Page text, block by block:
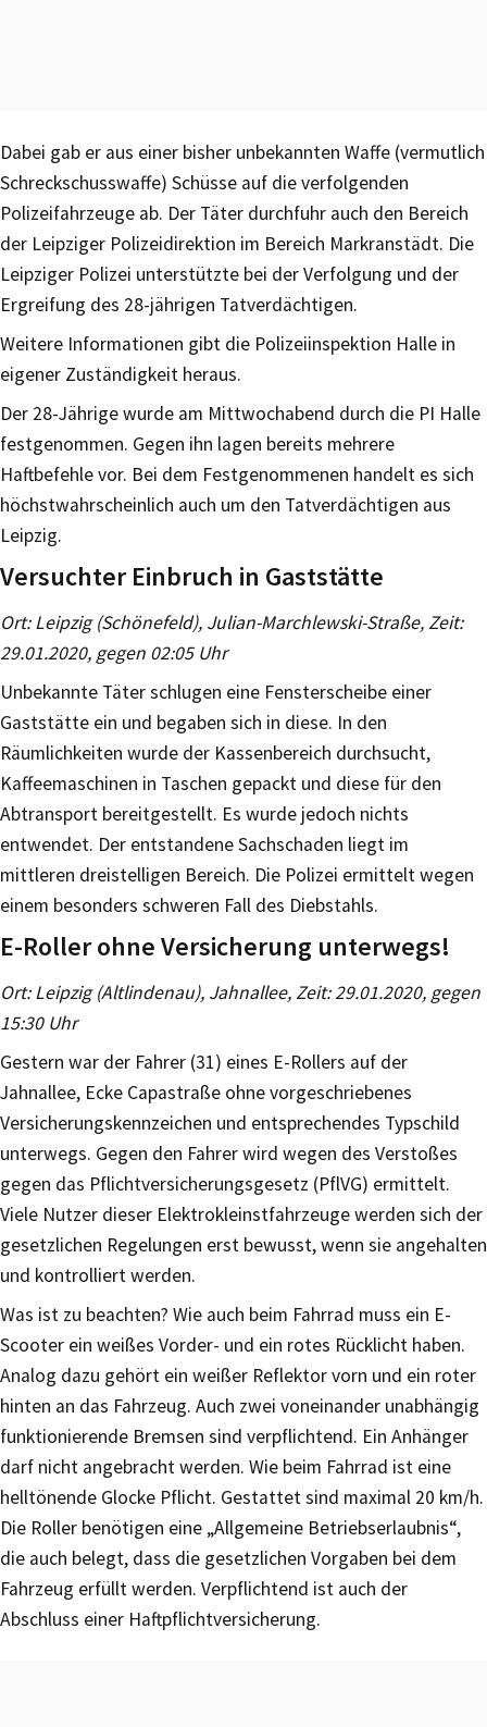
Dabei gab er aus einer bisher unbekannten Waffe (vermutlich
Schreckschusswaffe) Schüsse auf die verfolgenden
Polizeifahrzeuge ab. Der Täter durchfuhr auch den Bereich
der Leipziger Polizeidirektion im Bereich Markranstädt. Die
Leipziger Polizei unterstützte bei der Verfolgung und der
Ergreifung des 28-jährigen Tatverdächtigen.
Weitere Informationen gibt die Polizeiinspektion Halle in
eigener Zuständigkeit heraus.
Der 28-Jährige wurde am Mittwochabend durch die PI Halle
festgenommen. Gegen ihn lagen bereits mehrere
Haftbefehle vor. Bei dem Festgenommenen handelt es sich
höchstwahrscheinlich auch um den Tatverdächtigen aus
Leipzig.
Versuchter Einbruch in Gaststätte
Ort: Leipzig (Schönefeld), Julian-Marchlewski-Straße, Zeit:
29.01.2020, gegen 02:05 Uhr
Unbekannte Täter schlugen eine Fensterscheibe einer
Gaststätte ein und begaben sich in diese. In den
Räumlichkeiten wurde der Kassenbereich durchsucht,
Kaffeemaschinen in Taschen gepackt und diese für den
Abtransport bereitgestellt. Es wurde jedoch nichts
entwendet. Der entstandene Sachschaden liegt im
mittleren dreistelligen Bereich. Die Polizei ermittelt wegen
einem besonders schweren Fall des Diebstahls.
E-Roller ohne Versicherung unterwegs!
Ort: Leipzig (Altlindenau), Jahnallee, Zeit: 29.01.2020, gegen
15:30 Uhr
Gestern war der Fahrer (31) eines E-Rollers auf der
Jahnallee, Ecke Capastraße ohne vorgeschriebenes
Versicherungskennzeichen und entsprechendes Typschild
unterwegs. Gegen den Fahrer wird wegen des Verstoßes
gegen das Pflichtversicherungsgesetz (PflVG) ermittelt.
Viele Nutzer dieser Elektrokleinstfahrzeuge werden sich der
gesetzlichen Regelungen erst bewusst, wenn sie angehalten
und kontrolliert werden.
Was ist zu beachten? Wie auch beim Fahrrad muss ein E-
Scooter ein weißes Vorder- und ein rotes Rücklicht haben.
Analog dazu gehört ein weißer Reflektor vorn und ein roter
hinten an das Fahrzeug. Auch zwei voneinander unabhängig
funktionierende Bremsen sind verpflichtend. Ein Anhänger
darf nicht angebracht werden. Wie beim Fahrrad ist eine
helltönende Glocke Pflicht. Gestattet sind maximal 20 km/h.
Die Roller benötigen eine „Allgemeine Betriebserlaubnis“,
die auch belegt, dass die gesetzlichen Vorgaben bei dem
Fahrzeug erfüllt werden. Verpflichtend ist auch der
Abschluss einer Haftpflichtversicherung.